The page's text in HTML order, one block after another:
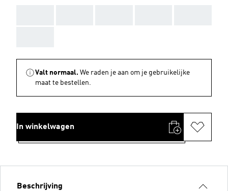
Valt normaal. We raden je aan om je gebruikelijke
maat te bestellen.
In winkelwagen
Beschrijving